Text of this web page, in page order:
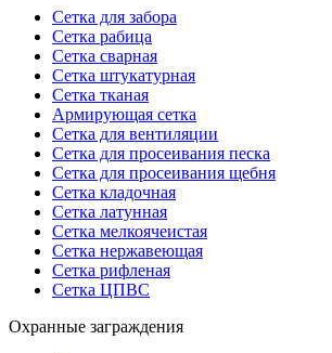
Сетка для забора
Сетка рабица
Сетка сварная
Сетка штукатурная
Сетка тканая
Армирующая сетка
Сетка для вентиляции
Сетка для просеивания песка
Сетка для просеивания щебня
Сетка кладочная
Сетка латунная
Сетка мелкоячеистая
Сетка нержавеющая
Сетка рифленая
Сетка ЦПВС
Охранные заграждения